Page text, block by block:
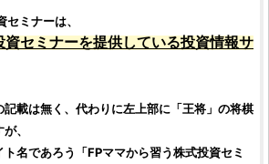
セミナーは、
資セミナーを提供している投資情報サ
載は無く、代わりに左上部に「王将」の将棋
、
ト名であろう「FPママから習う株式投資セミ